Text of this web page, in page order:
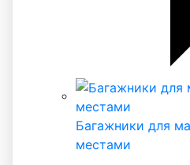
Багажники для
местами